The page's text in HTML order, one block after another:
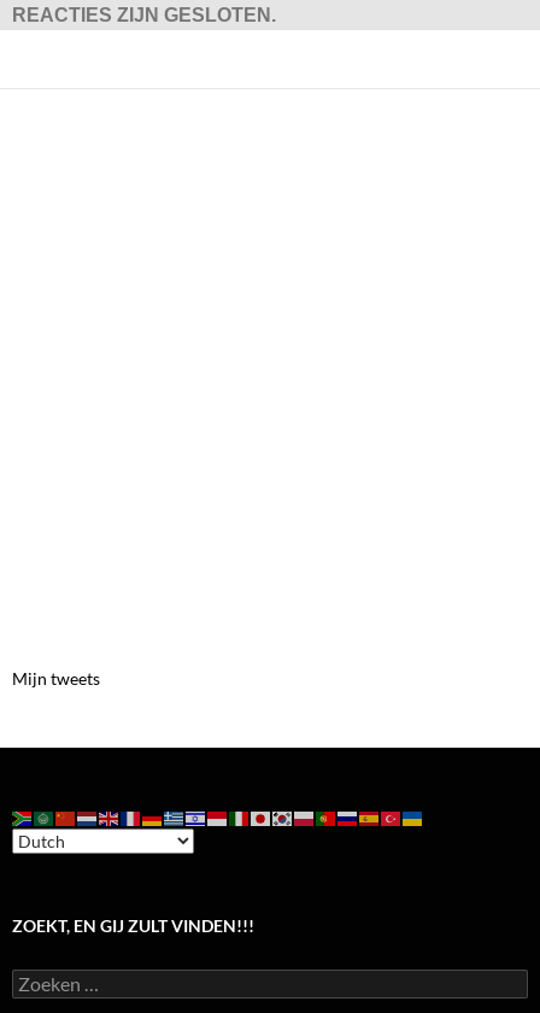
REACTIES ZIJN GESLOTEN.
Mijn tweets
ZOEKT, EN GIJ ZULT VINDEN!!!
Zoeken
naar: